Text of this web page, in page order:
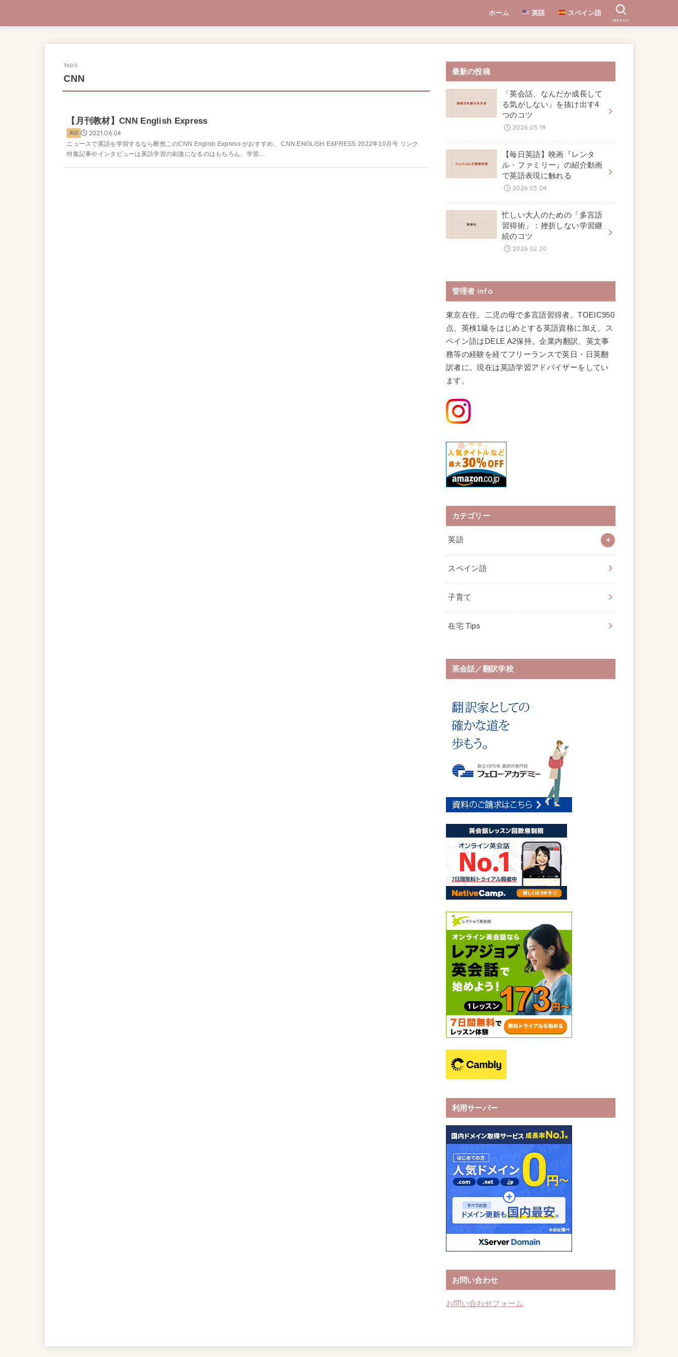
ホーム 英語 スペイン語
SEARCH
CNN
【月刊教材】CNN English Express
英語 2021.06.04
ニュースで英語を学習するなら断然このCNN English Express がおすすめ。 CNN ENGLISH EXPRESS 2022年10月号 リンク
特集記事やインタビューは英語学習の刺激になるのはもちろん、学習...
最新の投稿
「英会話、なんだか成長して
る気がしない」を抜け出す4
つのコツ
2026.05.19
【毎日英語】映画『レンタ
ル・ファミリー』の紹介動画
で英語表現に触れる
2026.03.04
忙しい大人のための「多言語
習得術」：挫折しない学習継
続のコツ
2026.02.20
管理者 info
東京在住。二児の母で多言語習得者。TOEIC950
点、英検1級をはじめとする英語資格に加え、ス
ペイン語はDELE A2保持。企業内翻訳、英文事
務等の経験を経てフリーランスで英日・日英翻
訳者に。現在は英語学習アドバイザーをしてい
ます。
カテゴリー
英語
スペイン語
子育て
在宅 Tips
英会話／翻訳学校
利用サーバー
お問い合わせ
お問い合わせフォーム